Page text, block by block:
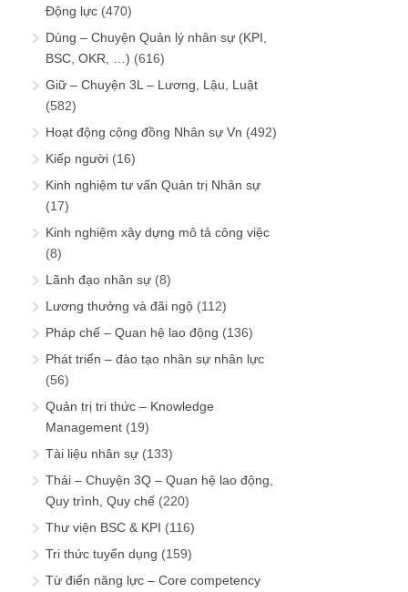
Động lực (470)
Dùng – Chuyện Quản lý nhân sự (KPI,
BSC, OKR, …) (616)
Giữ – Chuyện 3L – Lương, Lậu, Luật
(582)
Hoạt động cộng đồng Nhân sự Vn (492)
Kiếp người (16)
Kinh nghiệm tư vấn Quản trị Nhân sự
(17)
Kinh nghiệm xây dựng mô tả công việc
(8)
Lãnh đạo nhân sự (8)
Lương thưởng và đãi ngộ (112)
Pháp chế – Quan hệ lao động (136)
Phát triển – đào tạo nhân sự nhân lực
(56)
Quản trị tri thức – Knowledge
Management (19)
Tài liệu nhân sự (133)
Thải – Chuyện 3Q – Quan hệ lao động,
Quy trình, Quy chế (220)
Thư viện BSC & KPI (116)
Tri thức tuyển dụng (159)
Từ điển năng lực – Core competency